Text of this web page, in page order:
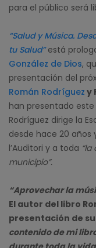
para el público será
“Salud y Música.
tu Salud”está
González de Dios,
presentación del
Román Rodríguez y
han presentado
Rodríguez dirige la
desde hace 20 años
l’Auditori y a toda
municipio”.
“Aprovechar la
El autor del libro
presentación de
contenido de mi